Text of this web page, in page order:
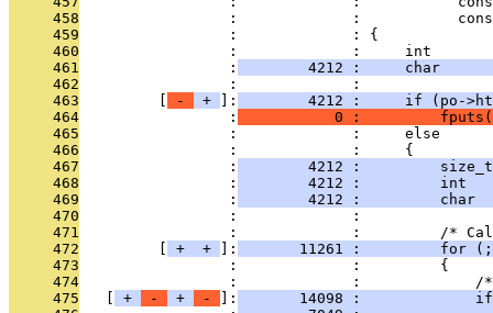
     458
:             :
     459
                 :             : {
     460
:             :     int
     461
                 :
4212 :     char
     462
                 :             :
     463
- + ]:
4212 :     if (po-
     464
                 :
0 :
     465
                 :             :     else
     466
                 :             :     {
     467
                 :
4212 :
     468
                 :
4212 :         int
     469
                 :
4212 :         char
     470
                 :             :
     471
:             :         /*
     472
+ + ]:
11261 :         for
     473
                 :             :         {
     474
:             :
     475
+ - + - ]:
14098 :